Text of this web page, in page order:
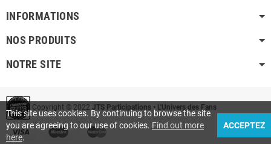
INFORMATIONS
NOS PRODUITS
NOTRE SITE
Copyright © 2022 JTS Participations • L'Univers des Fans
This site uses cookies. By continuing to browse the site
you are agreeing to our use of cookies. Find out more
here.
ACCEPTEZ